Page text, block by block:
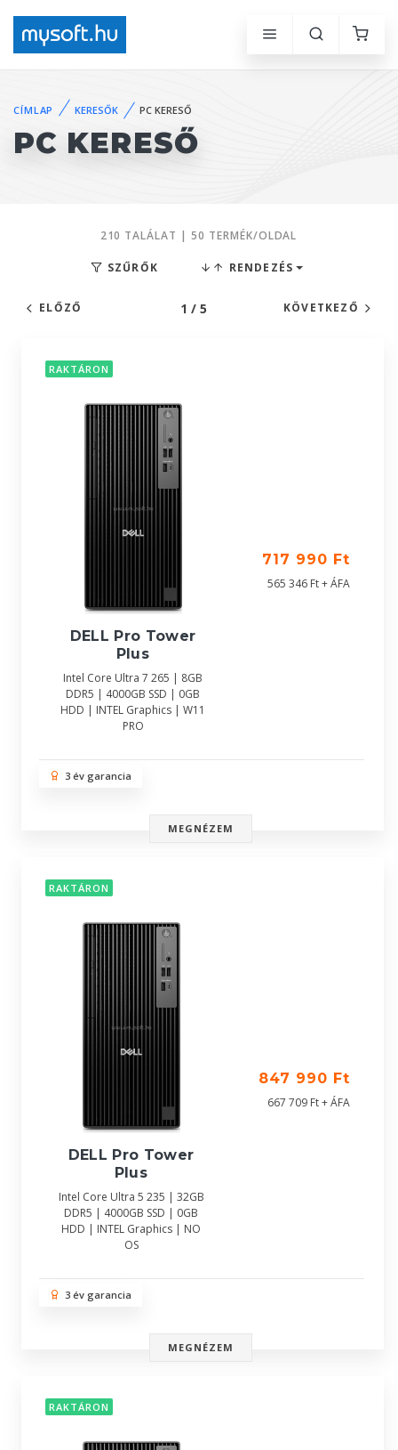
CÍMLAP KERESŐK PC KERESŐ
PC KERESŐ
210 TALÁLAT | 50 TERMÉK/OLDAL
SZŰRŐK RENDEZÉS
ELŐZŐ 1 / 5 KÖVETKEZŐ
RAKTÁRON
DELL Pro Tower
Plus
Intel Core Ultra 7 265 | 8GB
DDR5 | 4000GB SSD | 0GB
HDD | INTEL Graphics | W11
PRO
717 990 Ft
565 346 Ft + ÁFA
3 év garancia
MEGNÉZEM
RAKTÁRON
DELL Pro Tower
Plus
Intel Core Ultra 5 235 | 32GB
DDR5 | 4000GB SSD | 0GB
HDD | INTEL Graphics | NO
OS
847 990 Ft
667 709 Ft + ÁFA
3 év garancia
MEGNÉZEM
RAKTÁRON